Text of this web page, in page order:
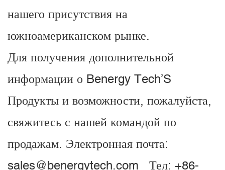
нашего присутствия на
южноамериканском рынке.
Для получения дополнительной
информации о Benergy Tech’S
Продукты и возможности, пожалуйста,
свяжитесь с нашей командой по
продажам. Электронная почта:
sales@benergytech.com Тел: +86-